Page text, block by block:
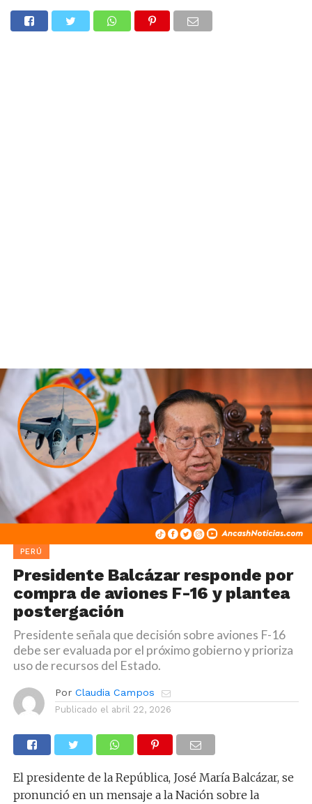
PERÚ
Presidente Balcázar responde por
compra de aviones F-16 y plantea
postergación
Presidente señala que decisión sobre aviones F-16
debe ser evaluada por el próximo gobierno y prioriza
uso de recursos del Estado.
Por Claudia Campos
Publicado el abril 22, 2026
El presidente de la República, José María Balcázar, se
pronunció en un mensaje a la Nación sobre la